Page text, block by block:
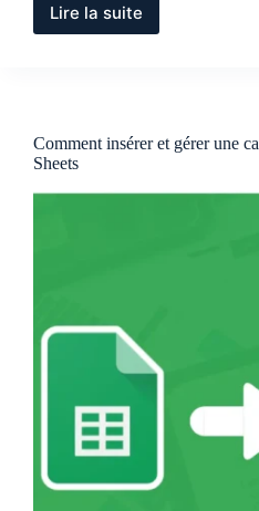
Lire la suite
Fonction
Comment insérer et gérer une
Sheets